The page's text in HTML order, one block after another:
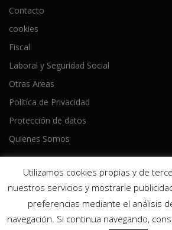
Contacto
cookies
Fiscal
Laboral y Seguridad Social
Otras Areas
Política de Privacidad
Protección de datos
Quienes Somos
Copyright © 2026 Ameijeiras Lois
hecho por
Utilizamos cookies propias y de
nuestros servicios y mostrarle
preferencias mediante el análisis
navegación. Si continua navegando,